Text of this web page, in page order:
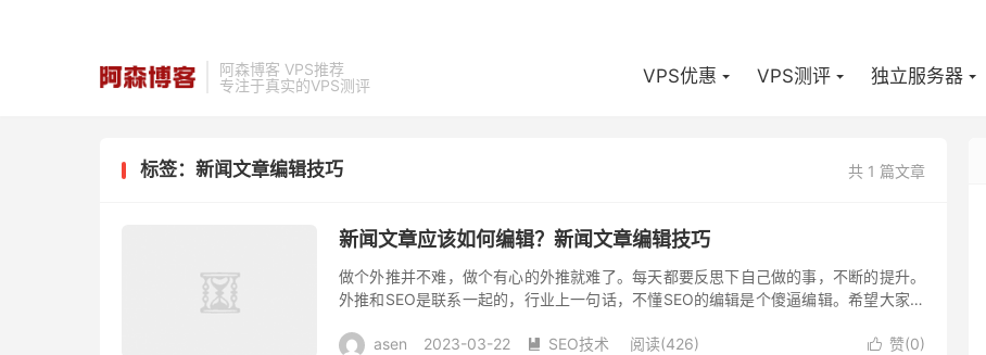
阿森博客 VPS推荐
专注于真实的VPS测评
VPS优惠 VPS测评 独立服务器
共 1 篇文章
标签：新闻文章编辑技巧
新闻文章应该如何编辑？新闻文章编辑技巧
做个外推并不难，做个有心的外推就难了。每天都要反思下自己做的事，不断的提升。
外推和SEO是联系一起的，行业上一句话，不懂SEO的编辑是个傻逼编辑。希望大家都
选取...
 赞(0)
asen 2023-03-22  SEO技术 阅读(426)